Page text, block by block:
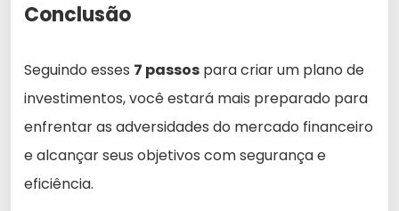
Conclusão
Seguindo esses 7 passos para criar um plano de
investimentos, você estará mais preparado para
enfrentar as adversidades do mercado financeiro
e alcançar seus objetivos com segurança e
eficiência.